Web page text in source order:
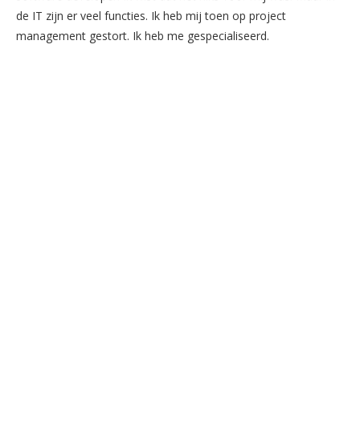
de IT zijn er veel functies. Ik heb mij toen op project
management gestort. Ik heb me gespecialiseerd.